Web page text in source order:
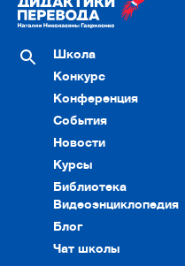
Школа
Конкурс
Конференция
События
Новости
Курсы
Библиотека
Видеоэнциклопедия
Блог
Чат школы